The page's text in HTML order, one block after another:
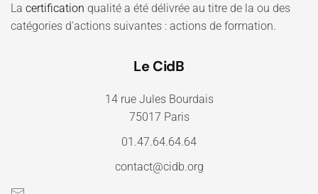
La certification qualité a été délivrée au titre de la ou des
catégories d'actions suivantes : actions de formation.
Le CidB
14 rue Jules Bourdais
75017 Paris
01.47.64.64.64
contact@cidb.org